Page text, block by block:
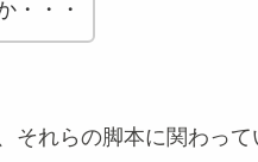
・・・
れらの脚本に関わって